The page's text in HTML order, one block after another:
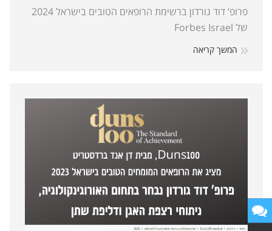
פרופ’ דוד גורדון ברשימת הרופאים הטובים בישראל 2024
של Forbes Israel
המשך קריאה